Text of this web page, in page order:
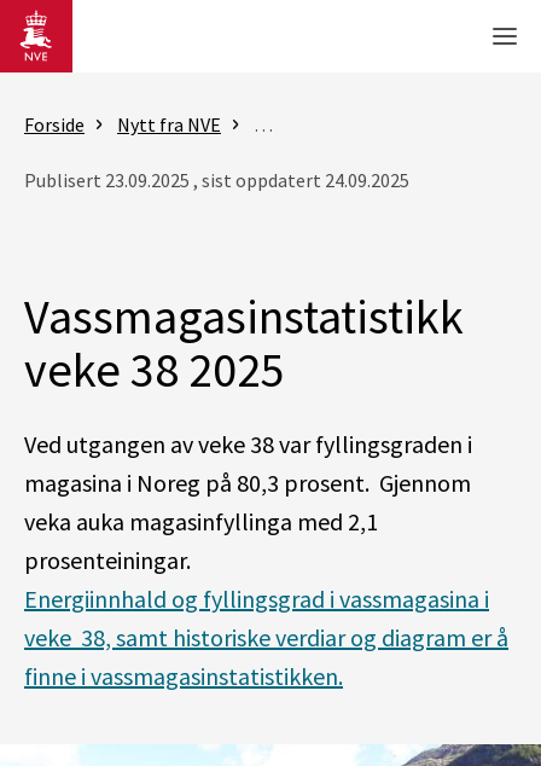
Gå til hovedinnhold
Forside Nytt fra NVE Rapporter - vassmagasinstatistikk
Publisert 23.09.2025 , sist oppdatert 24.09.2025
Vassmagasinstatistikk
veke 38 2025
Ved utgangen av veke 38 var fyllingsgraden i
magasina i Noreg på 80,3 prosent. Gjennom
veka auka magasinfyllinga med 2,1
prosenteiningar.
Energiinnhald og fyllingsgrad i vassmagasina i
veke 38, samt historiske verdiar og diagram er å
finne i vassmagasinstatistikken.